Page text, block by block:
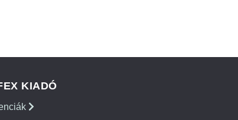
KIADÓ